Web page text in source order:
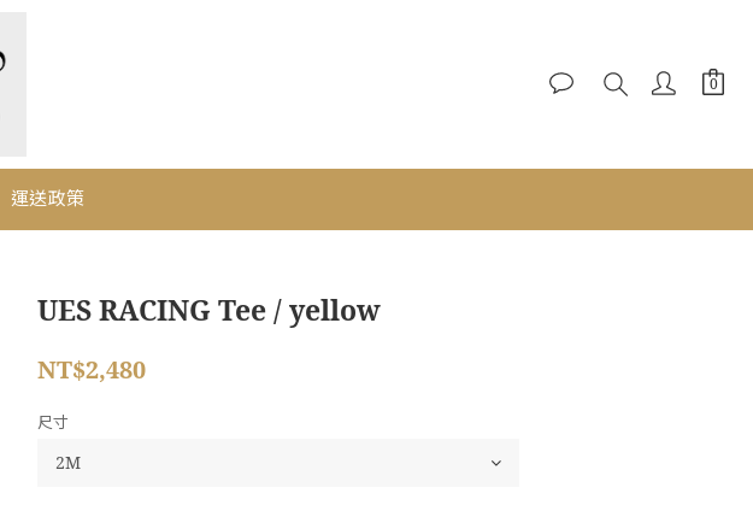
運送政策
UES RACING Tee / yellow
NT$2,480
尺寸